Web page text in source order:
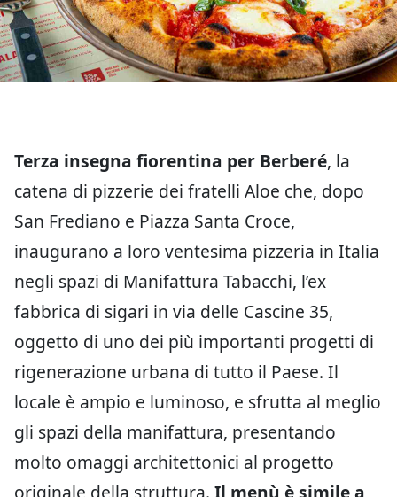
Terza insegna fiorentina per Berberé, la
catena di pizzerie dei fratelli Aloe che, dopo
San Frediano e Piazza Santa Croce,
inaugurano a loro ventesima pizzeria in Italia
negli spazi di Manifattura Tabacchi, l’ex
fabbrica di sigari in via delle Cascine 35,
oggetto di uno dei più importanti progetti di
rigenerazione urbana di tutto il Paese. Il
locale è ampio e luminoso, e sfrutta al meglio
gli spazi della manifattura, presentando
molto omaggi architettonici al progetto
originale della struttura. Il menù è simile a